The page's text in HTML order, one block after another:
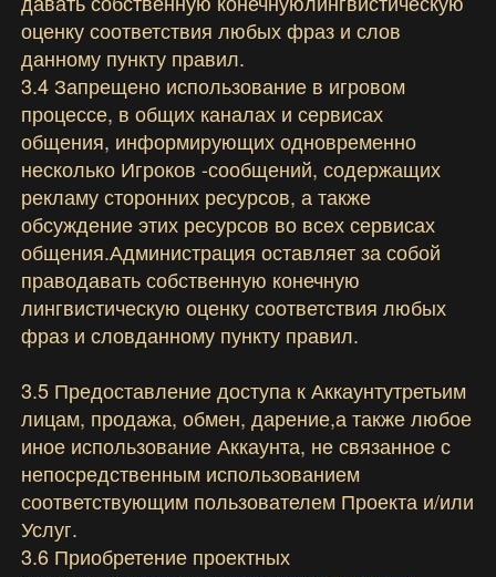
оценку соответствия любых фраз и слов
данному пункту правил.
3.4 Запрещено использование в игровом
процессе, в общих каналах и сервисах
общения, информирующих одновременно
несколько Игроков -сообщений, содержащих
рекламу сторонних ресурсов, а также
обсуждение этих ресурсов во всех сервисах
общения.Администрация оставляет за собой
праводавать собственную конечную
лингвистическую оценку соответствия любых
фраз и словданному пункту правил.
3.5 Предоставление доступа к Аккаунтутретьим
лицам, продажа, обмен, дарение,а также любое
иное использование Аккаунта, не связанное с
непосредственным использованием
соответствующим пользователем Проекта и/или
Услуг.
3.6 Приобретение проектных